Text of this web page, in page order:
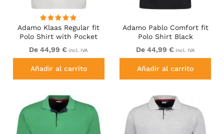
Adamo Klaas Regular fit
Polo Shirt with Pocket
White
De 44,99 € incl. IVA
Añadir al carrito
Adamo Pablo Comfort fit
Polo Shirt Black
De 44,99 € incl. IVA
Añadir al carrito